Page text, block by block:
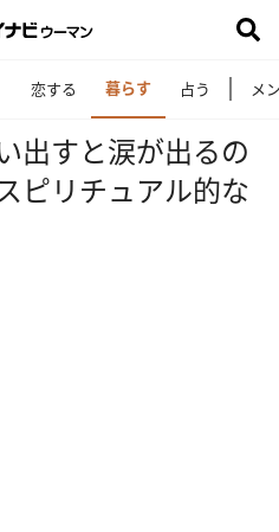
恋する 暮らす 占う メ
出すと涙が出るの
ピリチュアル的な